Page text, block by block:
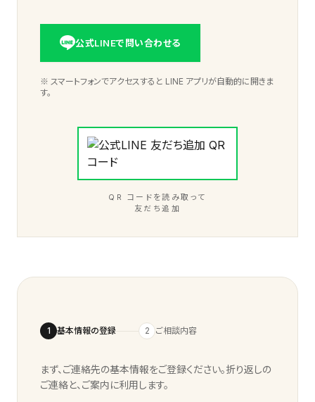
公式LINEで問い合わせる
※ スマートフォンでアクセスすると LINE アプリが自動的に開きま
す。
QR コードを読み取って
友だち追加
1 基本情報の登録 2 ご相談内容
まず、ご連絡先の基本情報をご登録ください。折り返しの
ご連絡と、ご案内に利用します。